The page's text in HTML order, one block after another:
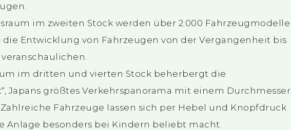
im zweiten Stock werden über 2.000 Fahrzeugmodelle
die Entwicklung von Fahrzeugen von der Vergangenheit bis
im dritten und vierten Stock beherbergt die
Japans größtes Verkehrspanorama mit einem Durchmesser
Fahrzeuge lassen sich per Hebel und Knopfdruck
Anlage besonders bei Kindern beliebt macht.